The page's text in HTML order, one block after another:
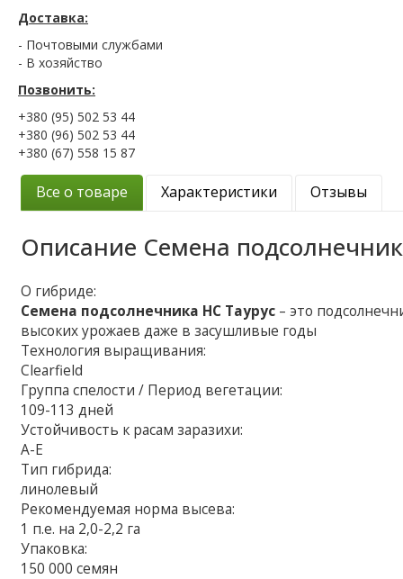
Доставка:
- Почтовыми службами
- В хозяйство
Позвонить:
+380 (95) 502 53 44
+380 (96) 502 53 44
+380 (67) 558 15 87
Все о товаре Характеристики Отзывы
Описание Семена
О гибриде:
Семена подсолнечника НС Таурус – это
высоких урожаев даже в засушливые годы
Технология выращивания:
Clearfield
Группа спелости / Период вегетации:
109-113 дней
Устойчивость к расам заразихи:
A-E
Тип гибрида:
линолевый
Рекомендуемая норма высева:
1 п.е. на 2,0-2,2 га
Упаковка:
150 000 семян